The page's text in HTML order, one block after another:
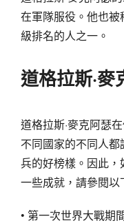
在軍隊服役。他也
級排名的人之一。
道格拉斯·
道格拉斯·麥克阿瑟
不同國家的不同人
兵的好榜樣。因此，
一些成就，請參閱以
• 第一次世界大戰期